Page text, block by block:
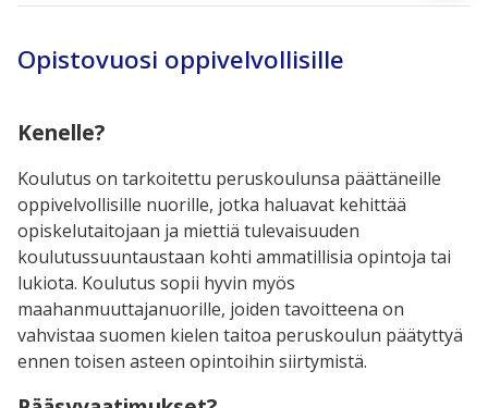
Opistovuosi oppivelvollisille
Kenelle?
Koulutus on tarkoitettu peruskoulunsa päättäneille
oppivelvollisille nuorille, jotka haluavat kehittää
opiskelutaitojaan ja miettiä tulevaisuuden
koulutussuuntaustaan kohti ammatillisia opintoja tai
lukiota. Koulutus sopii hyvin myös
maahanmuuttajanuorille, joiden tavoitteena on
vahvistaa suomen kielen taitoa peruskoulun päätyttyä
ennen toisen asteen opintoihin siirtymistä.